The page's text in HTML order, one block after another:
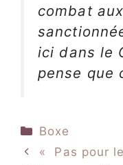
combat
ici dans le
pense que
Catégories
Boxe
« Pas pour